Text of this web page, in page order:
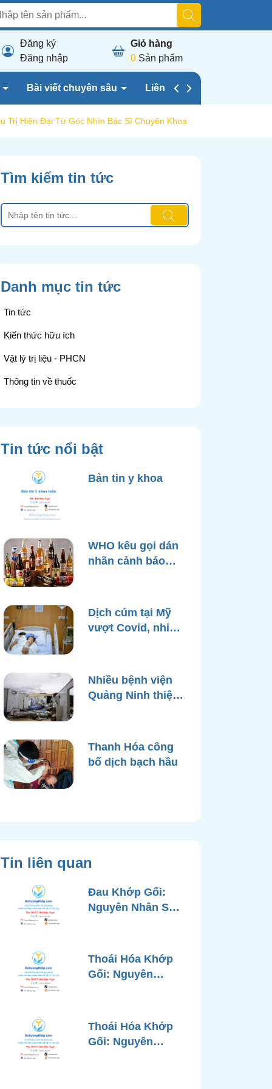
Đăng ký
Đăng nhập
Giỏ hàng
0 Sản phẩm
Bài viết chuyên sâu Liên hệ chúng tôi
Trị Hiện Đại Từ Góc Nhìn Bác Sĩ Chuyên Khoa
Tìm kiếm tin tức
Danh mục tin tức
Tin tức
Kiến thức hữu ích
Vật lý trị liệu - PHCN
Thông tin về thuốc
Tin tức nổi bật
Bản tin y khoa
WHO kêu gọi dán
nhãn cảnh báo
Dịch cúm tại Mỹ
vượt Covid, nhiều
Nhiều bệnh viện
Quảng Ninh thiệt
Yagi
Thanh Hóa công
bố dịch bạch hầu
Tin liên quan
Đau Khớp Gối:
Nguyên Nhân Sâu
Phương Pháp
Điều Trị Tiên Tiến
Từ Góc Nhìn Bác
Thoái Hóa Khớp
Gối: Nguyên
Đoán và Các
Phương Pháp
Điều Trị Chuẩn Y
Thoái Hóa Khớp
Gối: Nguyên